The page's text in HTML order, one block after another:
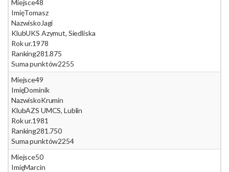
Miejsce48
ImięTomasz
Nazwisko Jagi
KlubUKS Azymut, Siedliska
Rok ur.1978
Ranking281.875
Suma punktów2255
Miejsce49
ImięDominik
NazwiskoKrumin
KlubAZS UMCS, Lublin
Rok ur.1981
Ranking281.750
Suma punktów2254
Miejsce50
ImięMarcin